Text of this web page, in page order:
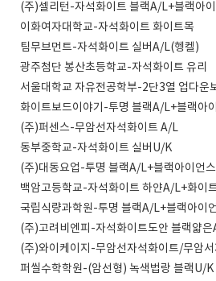
(주)셀리턴-자석화이트 블랙A/L+블랙아
이화여자대학교-자석화이트 화이트목
팀무브먼트-자석화이트 실버A/L(헹켈)
광주첨단 봉산초등학교-자석화이트 유리
서울대학교 자유전공학부-2단3열 업다운
화이트보드이야기-투명 블랙A/L+블랙아
(주)퍼센스-무암선자석화이트 A/L
동부중학교-자석화이트 실버U/K
(주)대동요업-투명 블랙A/L+블랙아이언
백암고등학교-자석화이트 하얀A/L+화이
국립식량과학원-투명 블랙A/L+블랙아이
(주)고려비엔피-자석화이트도안 블랙얇
(주)와이케이지-무암선자석화이트/무암
퍼씰수학학원-(암선형) 녹색법랑 블랙U/K